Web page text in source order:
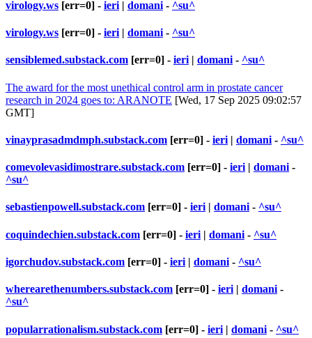
virology.ws [err=0] - ieri | domani - ^su^
virology.ws [err=0] - ieri | domani - ^su^
sensiblemed.substack.com [err=0] - ieri| domani- ^su^
The award for the most unethical control arm in prostate cancer
research in 2024 goes to: ARANOTE [Wed, 17 Sep 2025 09:02:57
GMT]
vinayprasadmdmph.substack.com [err=0] - ieri | domani - ^su^
comevolevasidimostrare.substack.com [err=0] - ieri | domani -
^su^
sebastienpowell.substack.com [err=0] - ieri| domani- ^su^
coquindechien.substack.com [err=0] - ieri | domani - ^su^
igorchudov.substack.com [err=0] - ieri | domani - ^su^
wherearethenumbers.substack.com [err=0] - ieri | domani -
^su^
popularrationalism.substack.com [err=0] - ieri | domani - ^su^